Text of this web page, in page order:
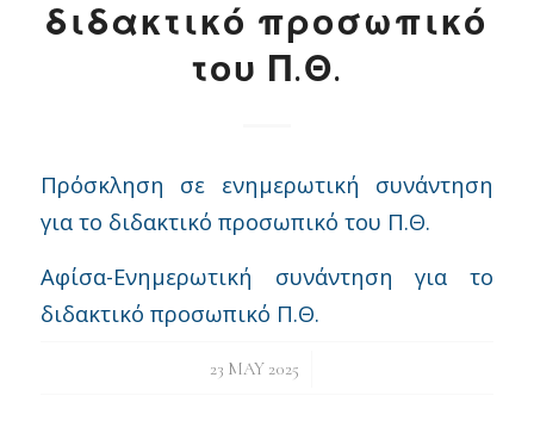
διδακτικό προσωπικό
του Π.Θ.
Πρόσκληση σε ενημερωτική συνάντηση
για το διδακτικό προσωπικό του Π.Θ.
Αφίσα-Ενημερωτική συνάντηση για το
διδακτικό προσωπικό Π.Θ.
23 MAY 2025
/